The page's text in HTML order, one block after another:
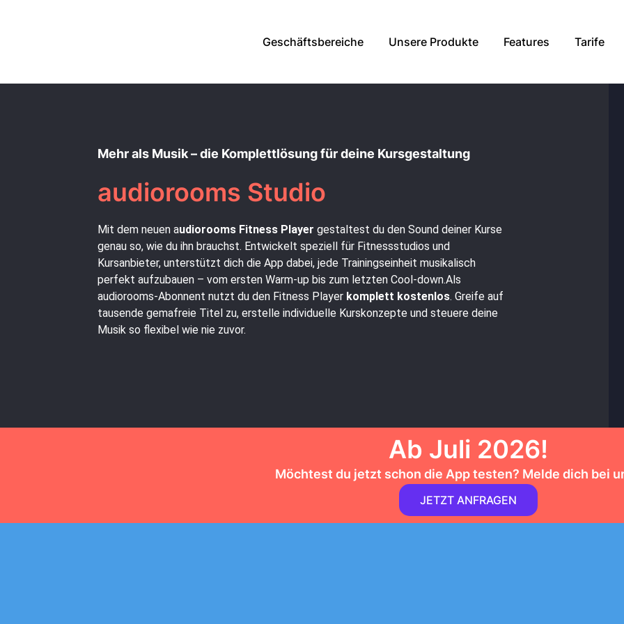
Geschäftsbereiche Unsere Produkte Features Tarife
Mehr als Musik – die Komplettlösung für deine Kursgestaltung
audiorooms Studio
Mit dem neuen audiorooms Fitness Player gestaltest du den Sound deiner Kurse
genau so, wie du ihn brauchst. Entwickelt speziell für Fitnessstudios und
Kursanbieter, unterstützt dich die App dabei, jede Trainingseinheit musikalisch
perfekt aufzubauen – vom ersten Warm-up bis zum letzten Cool-down.Als
audiorooms-Abonnent nutzt du den Fitness Player komplett kostenlos. Greife auf
tausende gemafreie Titel zu, erstelle individuelle Kurskonzepte und steuere deine
Musik so flexibel wie nie zuvor.
Ab Juli 2026!
Möchtest du jetzt schon die App testen? Melde dich bei
JETZT ANFRAGEN